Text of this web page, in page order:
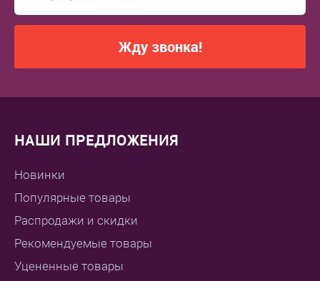
Жду звонка!
НАШИ ПРЕДЛОЖЕНИЯ
Новинки
Популярные товары
Распродажи и скидки
Рекомендуемые товары
Уцененные товары